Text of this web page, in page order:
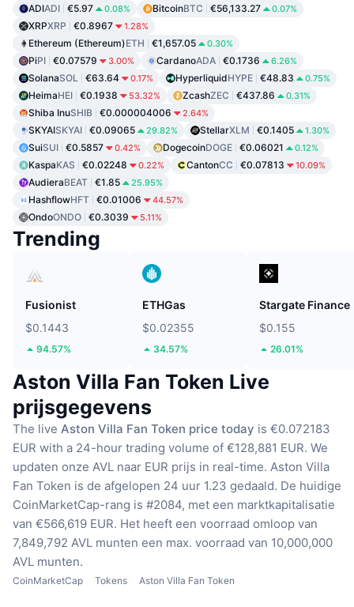
ADIADI €5.97 0.08% BitcoinBTC €56,133.27 0.07%
XRPXRP €0.8967 1.28%
Ethereum (Ethereum)ETH €1,657.05 0.30%
PiPI €0.07579 3.00% CardanoADA €0.1736 6.26%
SolanaSOL €63.64 0.17% HyperliquidHYPE €48.83 0.75%
HeimaHEI €0.1938 53.32% ZcashZEC €437.86 0.31%
Shiba InuSHIB €0.000004006 2.64%
SKYAISKYAI €0.09065 29.82% StellarXLM €0.1405 1.30%
SuiSUI €0.5857 0.42% DogecoinDOGE €0.06021 0.12%
KaspaKAS €0.02248 0.22% CantonCC €0.07813 10.09%
AudieraBEAT €1.85 25.95%
HashflowHFT €0.01006 44.57%
OndoONDO €0.3039 5.11%
Trending
Fusionist
$0.1443
94.57%
ETHGas
$0.02355
34.57%
Stargate Finance
$0.155
26.01%
Aston Villa Fan Token Live
prijsgegevens
The live Aston Villa Fan Token price today is €0.072183
EUR with a 24-hour trading volume of €128,881 EUR. We
updaten onze AVL naar EUR prijs in real-time. Aston Villa
Fan Token is de afgelopen 24 uur 1.23 gedaald. De huidige
CoinMarketCap-rang is #2084, met een marktkapitalisatie
van €566,619 EUR. Het heeft een voorraad omloop van
7,849,792 AVL munten een max. voorraad van 10,000,000
AVL munten.
CoinMarketCap Tokens Aston Villa Fan Token